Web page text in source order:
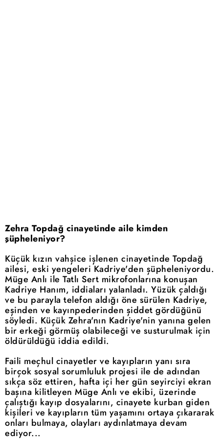
Zehra Topdağ cinayetinde aile kimden
şüpheleniyor?
Küçük kızın vahşice işlenen cinayetinde Topdağ
ailesi, eski yengeleri Kadriye'den şüpheleniyordu.
Müge Anlı ile Tatlı Sert mikrofonlarına konuşan
Kadriye Hanım, iddiaları yalanladı. Yüzük çaldığı
ve bu parayla telefon aldığı öne sürülen Kadriye,
eşinden ve kayınpederinden şiddet gördüğünü
söyledi. Küçük Zehra'nın Kadriye'nin yanına gelen
bir erkeği görmüş olabileceği ve susturulmak için
öldürüldüğü iddia edildi.
Faili meçhul cinayetler ve kayıpların yanı sıra
birçok sosyal sorumluluk projesi ile de adından
sıkça söz ettiren, hafta içi her gün seyirciyi ekran
başına kilitleyen Müge Anlı ve ekibi, üzerinde
çalıştığı kayıp dosyalarını, cinayete kurban giden
kişileri ve kayıpların tüm yaşamını ortaya çıkararak
onları bulmaya, olayları aydınlatmaya devam
ediyor...